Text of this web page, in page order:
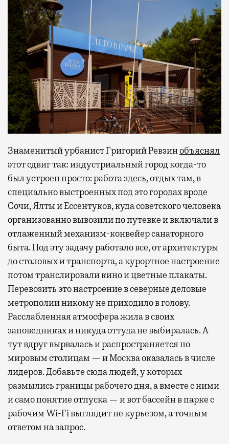
Знаменитый урбанист Григорий Ревзинобъяснял
этот сдвиг так: индустриальный город когда-то
был устроен просто: работа здесь, отдых там, в
специально выстроенных под это городах вроде
Сочи, Ялты и Ессентуков, куда советского человека
организованно вывозили по путевке и включали в
отлаженный механизм-конвейер санаторного
быта. Под эту задачу работало все, от архитектуры
до столовых и транспорта, а курортное настроение
потом транслировали кино и цветные плакаты.
Перевозить это настроение в северные деловые
метрополии никому не приходило в голову.
Расслабленная атмосфера жила в своих
заповедниках и никуда оттуда не выбиралась. А
тут вдруг вырвалась и распространяется по
мировым столицам — и Москва оказалась в числе
лидеров. Добавьте сюда людей, у которых
размылись границы рабочего дня, а вместе с ними
и само понятие отпуска — и вот бассейн в парке с
рабочим Wi-Fi выглядит не курьезом, а точным
ответом на запрос.